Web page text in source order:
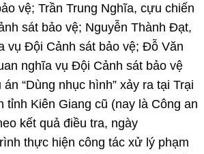
vệ; Trần Trung Nghĩa, cựu chiến
sát bảo vệ; Nguyễn Thành Đạt,
vụ Đội Cảnh sát bảo vệ; Đỗ Văn
nghĩa vụ Đội Cảnh sát bảo vệ
án “Dùng nhục hình” xảy ra tại Trại
tỉnh Kiên Giang cũ (nay là Công an
kết quả điều tra, ngày
thực hiện công tác xử lý phạm